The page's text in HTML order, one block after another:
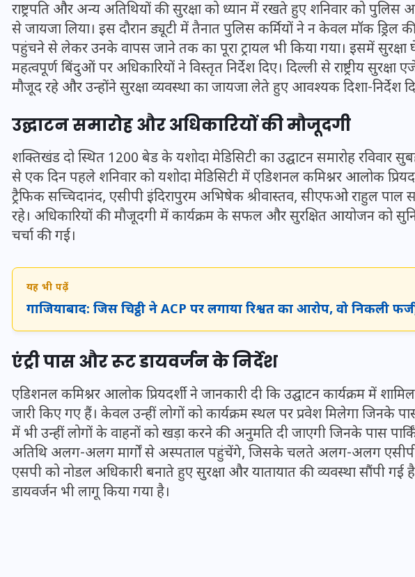
राष्ट्रपति और अन्य अतिथियों की सुरक्षा को ध्यान में रखते हुए शनिवार को पुलिस
से जायजा लिया। इस दौरान ड्यूटी में तैनात पुलिस कर्मियों ने न केवल मॉक ड्रिल
पहुंचने से लेकर उनके वापस जाने तक का पूरा ट्रायल भी किया गया। इसमें सुरक्षा
महत्वपूर्ण बिंदुओं पर अधिकारियों ने विस्तृत निर्देश दिए। दिल्ली से राष्ट्रीय
मौजूद रहे और उन्होंने सुरक्षा व्यवस्था का जायजा लेते हुए आवश्यक दिशा-निर्देश
उद्घाटन समारोह और अधिकारियों की मौजूदगी
शक्तिखंड दो स्थित 1200 बेड के यशोदा मेडिसिटी का उद्घाटन समारोह रविवार
से एक दिन पहले शनिवार को यशोदा मेडिसिटी में एडिशनल कमिश्नर आलोक
ट्रैफिक सच्चिदानंद, एसीपी इंदिरापुरम अभिषेक श्रीवास्तव, सीएफओ राहुल पाल
रहे। अधिकारियों की मौजूदगी में कार्यक्रम के सफल और सुरक्षित आयोजन को
चर्चा की गई।
यह भी पढ़ें
गाजियाबाद: जिस चिट्ठी ने ACP पर लगाया रिश्वत का आरोप, वो निकली
एंट्री पास और रूट डायवर्जन के निर्देश
एडिशनल कमिश्नर आलोक प्रियदर्शी ने जानकारी दी कि उद्घाटन कार्यक्रम में
जारी किए गए हैं। केवल उन्हीं लोगों को कार्यक्रम स्थल पर प्रवेश मिलेगा जिनके पास
में भी उन्हीं लोगों के वाहनों को खड़ा करने की अनुमति दी जाएगी जिनके पास
अतिथि अलग-अलग मार्गों से अस्पताल पहुंचेंगे, जिसके चलते अलग-अलग
एसपी को नोडल अधिकारी बनाते हुए सुरक्षा और यातायात की व्यवस्था सौंपी
डायवर्जन भी लागू किया गया है।
2025: यूपी में लेखपाल के पदों
पर बंपर भर्ती का विज्ञापन जारी,
जानें कब से शुरू होंगे आवेदन
2025:
पर बंपर
जानें
जिस कमरे में बिना बिजली-पंखे
के बीते 4 साल, उसे देख भावुक
हुए बृजभूषण सिंह, कहा-यहीं
जिस
के बीते